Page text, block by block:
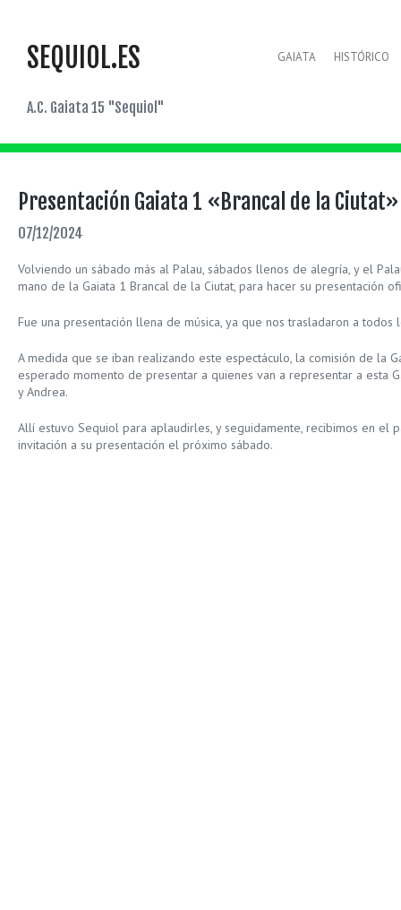
SEQUIOL.ES
A.C. Gaiata 15 "Sequiol"
GAIATA HISTÓRICO
Presentación Gaiata 1 «Brancal de la Ciutat»
07/12/2024
Volviendo un sábado más al Palau, sábados llenos de alegría, y el
mano de la Gaiata 1 Brancal de la Ciutat, para hacer su presentación
Fue una presentación llena de música, ya que nos trasladaron a
A medida que se iban realizando este espectáculo, la comisión de la
esperado momento de presentar a quienes van a representar a esta
y Andrea.
Allí estuvo Sequiol para aplaudirles, y seguidamente, recibimos en el
invitación a su presentación el próximo sábado.